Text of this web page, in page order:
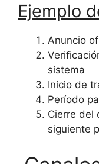
Ejemplo
Anuncio
sistema
Inicio de
Período
Cierre del
siguiente